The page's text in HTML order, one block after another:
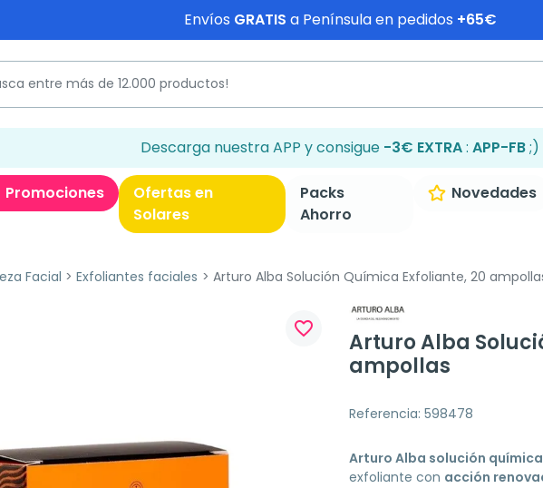
Envíos GRATIS a Península en pedidos +65€
Descarga nuestra APP y consigue -3€ EXTRA: APP-FB;)
Promociones
Ofertas en
Solares
Packs
Ahorro
Novedades
Facial Exfoliantes faciales Arturo Alba Solución Química Exfoliante, 20
favorite_border
Arturo Alba
ampollas
Referencia: 598478
Arturo Alba solución
exfoliante con acción